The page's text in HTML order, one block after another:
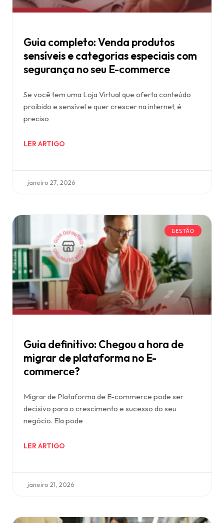
Guia completo: Venda produtos
sensíveis e categorias especiais com
segurança no seu E-commerce
Se você tem uma Loja Virtual que oferta conteúdo
proibido e sensível e quer crescer na internet, é
preciso
LER ARTIGO
janeiro 27, 2026
GESTÃO
Guia definitivo: Chegou a hora de
migrar de plataforma no E-
commerce?
Migrar de Plataforma de E-commerce pode ser
decisivo para o crescimento e sucesso do seu
negócio. Ela pode
LER ARTIGO
janeiro 21, 2026